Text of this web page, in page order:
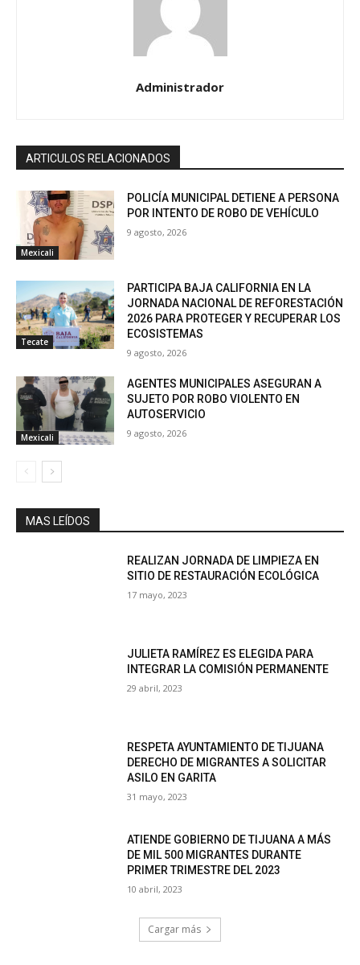
Administrador
ARTICULOS RELACIONADOS
Mexicali
POLICÍA MUNICIPAL DETIENE A PERSONA
POR INTENTO DE ROBO DE VEHÍCULO
9 agosto, 2026
Tecate
PARTICIPA BAJA CALIFORNIA EN LA
JORNADA NACIONAL DE REFORESTACIÓN
2026 PARA PROTEGER Y RECUPERAR LOS
ECOSISTEMAS
9 agosto, 2026
Mexicali
AGENTES MUNICIPALES ASEGURAN A
SUJETO POR ROBO VIOLENTO EN
AUTOSERVICIO
9 agosto, 2026
MAS LEÍDOS
REALIZAN JORNADA DE LIMPIEZA EN
SITIO DE RESTAURACIÓN ECOLÓGICA
17 mayo, 2023
JULIETA RAMÍREZ ES ELEGIDA PARA
INTEGRAR LA COMISIÓN PERMANENTE
29 abril, 2023
RESPETA AYUNTAMIENTO DE TIJUANA
DERECHO DE MIGRANTES A SOLICITAR
ASILO EN GARITA
31 mayo, 2023
ATIENDE GOBIERNO DE TIJUANA A MÁS
DE MIL 500 MIGRANTES DURANTE
PRIMER TRIMESTRE DEL 2023
10 abril, 2023
Cargar más